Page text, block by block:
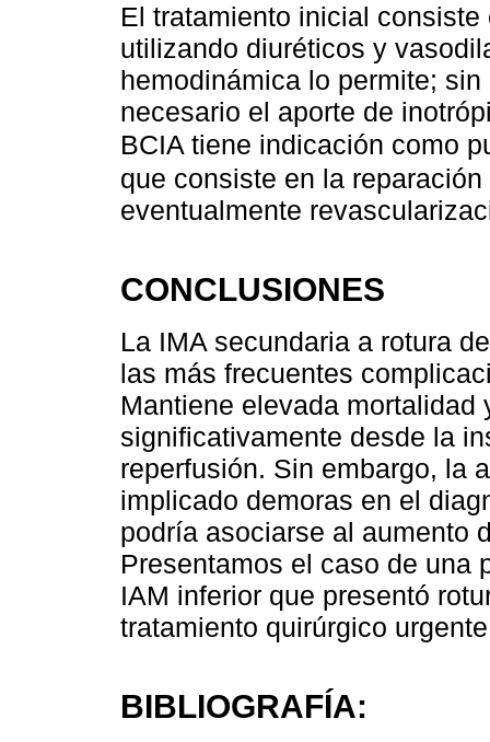
El tratamiento inicial
utilizando diuréticos y
hemodinámica lo permite;
necesario el aporte de
BCIA tiene indicación como
que consiste en la
eventualmente
CONCLUSIONES
La IMA secundaria a rotura
las más frecuentes
Mantiene elevada
significativamente desde la
reperfusión. Sin embargo, la
implicado demoras en el
podría asociarse al aumento
Presentamos el caso de una
IAM inferior que presentó
tratamiento quirúrgico
BIBLIOGRAFÍA: